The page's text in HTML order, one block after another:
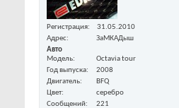
Регистрация
31.05.2010
Адрес
ЗаМКАДыш
Авто
Модель
Octavia tour
Год выпуска
2008
Двигатель
BFQ
Цвет
серебро
Сообщений
221